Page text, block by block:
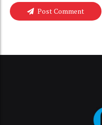
Post Comment